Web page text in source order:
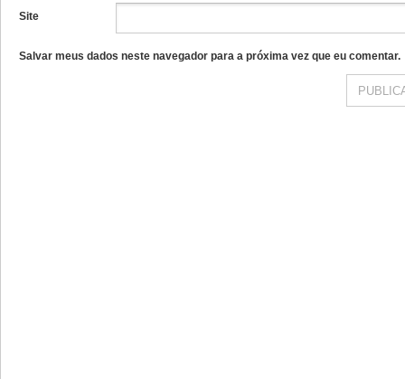
Site
Salvar meus dados neste navegador para a próxima vez que eu comentar.